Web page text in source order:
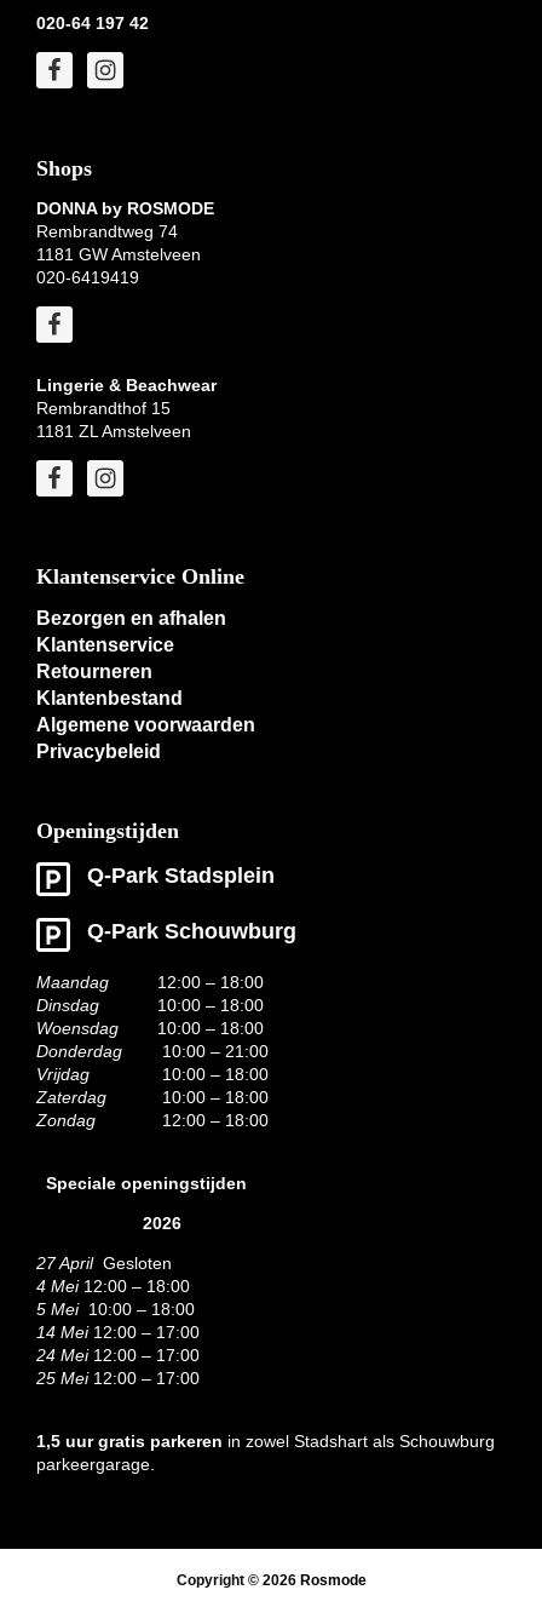
020-64 197 42
Shops
DONNA by ROSMODE
Rembrandtweg 74
1181 GW Amstelveen
020-6419419
Lingerie & Beachwear
Rembrandthof 15
1181 ZL Amstelveen
Klantenservice Online
Bezorgen en afhalen
Klantenservice
Retourneren
Klantenbestand
Algemene voorwaarden
Privacybeleid
Openingstijden
Q-Park Stadsplein
Q-Park Schouwburg
Maandag
12:00 – 18:00
Dinsdag
10:00 – 18:00
Woensdag
10:00 – 18:00
Donderdag
10:00 – 21:00
Vrijdag
10:00 – 18:00
Zaterdag
10:00 – 18:00
Zondag
12:00 – 18:00
Speciale openingstijden
2026
27 AprilGesloten
4 Mei12:00 – 18:00
5 Mei10:00 – 18:00
14 Mei12:00 – 17:00
24 Mei12:00 – 17:00
25 Mei 12:00 – 17:00
1,5 uur gratis parkeren in zowel Stadshart als Schouwburg
parkeergarage.
Copyright © 2026 Rosmode